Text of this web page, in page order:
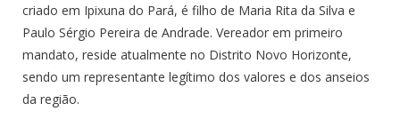
criado em Ipixuna do Pará, é filho de Maria Rita da Silva e
Paulo Sérgio Pereira de Andrade. Vereador em primeiro
mandato, reside atualmente no Distrito Novo Horizonte,
sendo um representante legítimo dos valores e dos anseios
da região.